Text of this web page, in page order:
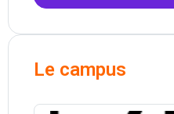
Le campus